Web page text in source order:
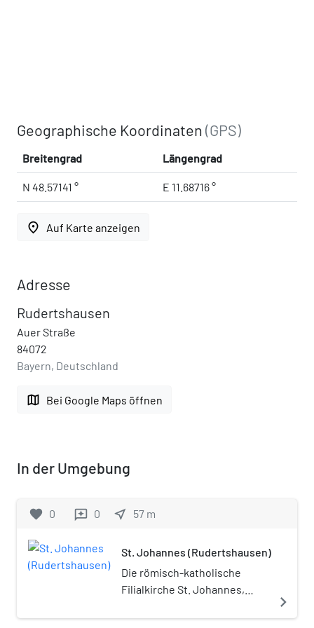
Geographische Koordinaten(GPS)
Breitengrad Längengrad
N 48.57141 ° E 11.68716 °
place Auf Karte anzeigen
Adresse
Rudertshausen
Auer Straße
84072
Bayern, Deutschland
map Bei Google Maps öffnen
In der Umgebung
favorite 0 reviews 0 near_me 57 m
St. Johannes (Rudertshausen)
Die römisch-katholische
Filialkirche St. Johannes,
Täufer bzw. auch als St.
navigate_next